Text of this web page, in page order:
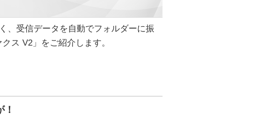
、受信データを自動でフォルダーに振
ス V2」をご紹介します。